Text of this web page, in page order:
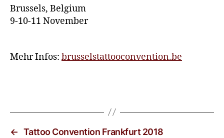
Brussels, Belgium
9-10-11 November
Mehr Infos: brusselstattooconvention.be
← Tattoo Convention Frankfurt 2018